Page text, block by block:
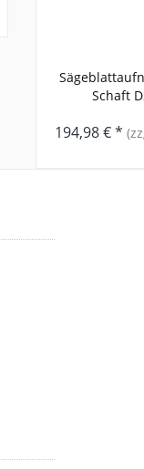
Schaft
194,98 € *